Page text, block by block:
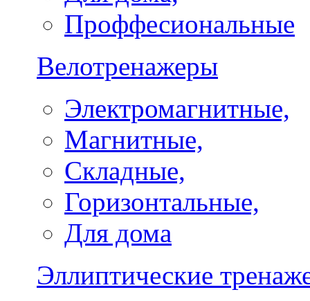
Проффесиональные
Велотренажеры
Электромагнитные,
Магнитные,
Складные,
Горизонтальные,
Для дома
Эллиптические